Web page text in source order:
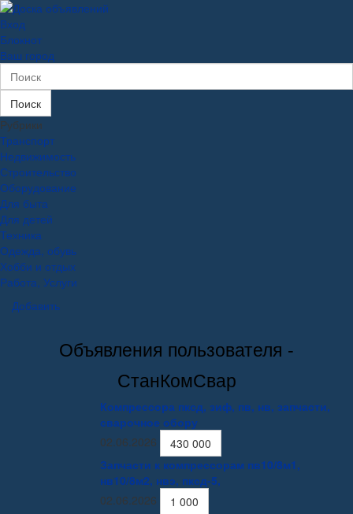
Вход
Блокнот
Ваш город
Поиск
Рубрики
Транспорт
Недвижимость
Строительство
Оборудование
Для быта
Для детей
Техника
Одежда, обувь
Хобби и отдых
Работа, Услуги
Добавить
Объявления пользователя -
СтанКомСвар
Компрессора пксд, зиф, пв, нв, запчасти,
сварочное обору
02.06.2026
430 000
Запчасти к компрессорам пв10/8м1,
нв10/8м2, нвэ, пксд-5,
02.06.2026
1 000